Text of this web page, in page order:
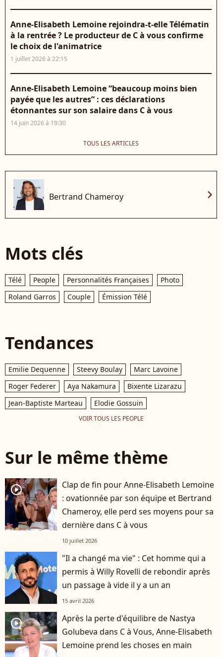
Anne-Elisabeth Lemoine rejoindra-t-elle Télématin
à la rentrée ? Le producteur de C à vous confirme
le choix de l'animatrice
1 juillet 2026 à 22:15
Anne-Elisabeth Lemoine “beaucoup moins bien
payée que les autres” : ces déclarations
étonnantes sur son salaire dans C à vous
14 juin 2026 à 19:30
TOUS LES ARTICLES
Bertrand Chameroy chevron_right
Mots clés
Télé People Personnalités Françaises
Photo
Roland Garros
Couple Émission Télé
Tendances
Emilie Dequenne Steevy Boulay
Marc Lavoine
Roger Federer
Aya Nakamura
Bixente Lizarazu
Jean-Baptiste Marteau
Elodie Gossuin
VOIR TOUS LES PEOPLE
Sur le même thème
player2
Clap de fin pour Anne-Elisabeth Lemoine
: ovationnée par son équipe et Bertrand
Chameroy, elle perd ses moyens pour sa
dernière dans C à vous
10 juillet 2026
"Il a changé ma vie" : Cet homme qui a
permis à Willy Rovelli de rebondir après
un passage à vide il y a un an
15 avril 2026
player2
Après la perte d'équilibre de Nastya
Golubeva dans C à Vous, Anne-Elisabeth
Lemoine prend les choses en main